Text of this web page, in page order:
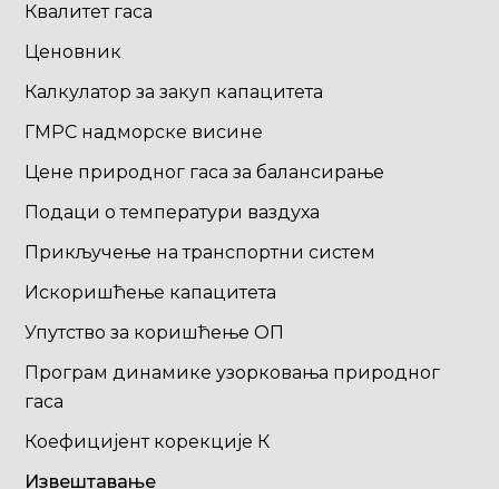
Квалитет гаса
Ценовник
Калкулатор за закуп капацитета
ГМРС надморске висине
Цене природног гаса за балансирање
Подаци о температури ваздуха
Прикључење на транспортни систем
Искоришћење капацитета
Упутство за коришћење ОП
Програм динамике узорковања природног
гаса
Коефицијент корекције К
Извештавање